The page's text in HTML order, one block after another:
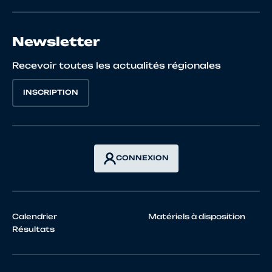
LAHOUSSINE
10067760140 BERGER Baptiste
10120676670
BERMOND
Nathan
Newsletter
Recevoir toutes les actualités régionales
INSCRIPTION
CONNEXION
Calendrier
Matériels à disposition
Résultats